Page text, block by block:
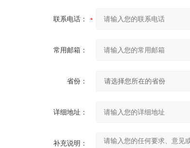
联系电话：
常用邮箱：
省份：
详细地址：
补充说明：